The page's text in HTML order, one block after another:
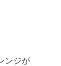
ンジが